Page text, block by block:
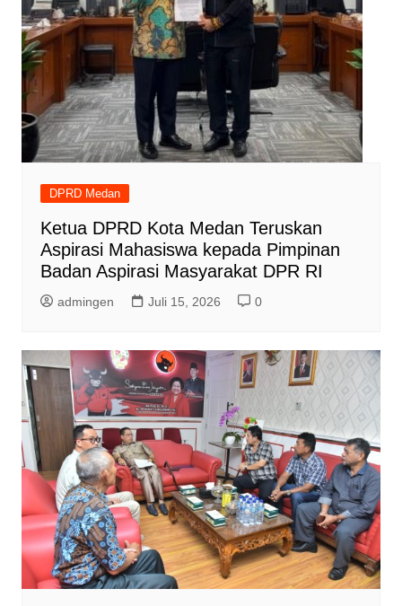
DPRD Medan
Ketua DPRD Kota Medan Teruskan
Aspirasi Mahasiswa kepada Pimpinan
Badan Aspirasi Masyarakat DPR RI
admingen Juli 15, 2026 0